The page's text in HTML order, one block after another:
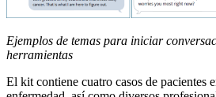
Ejemplos de temas para iniciar
herramientas
El kit contiene cuatro casos de pacientes